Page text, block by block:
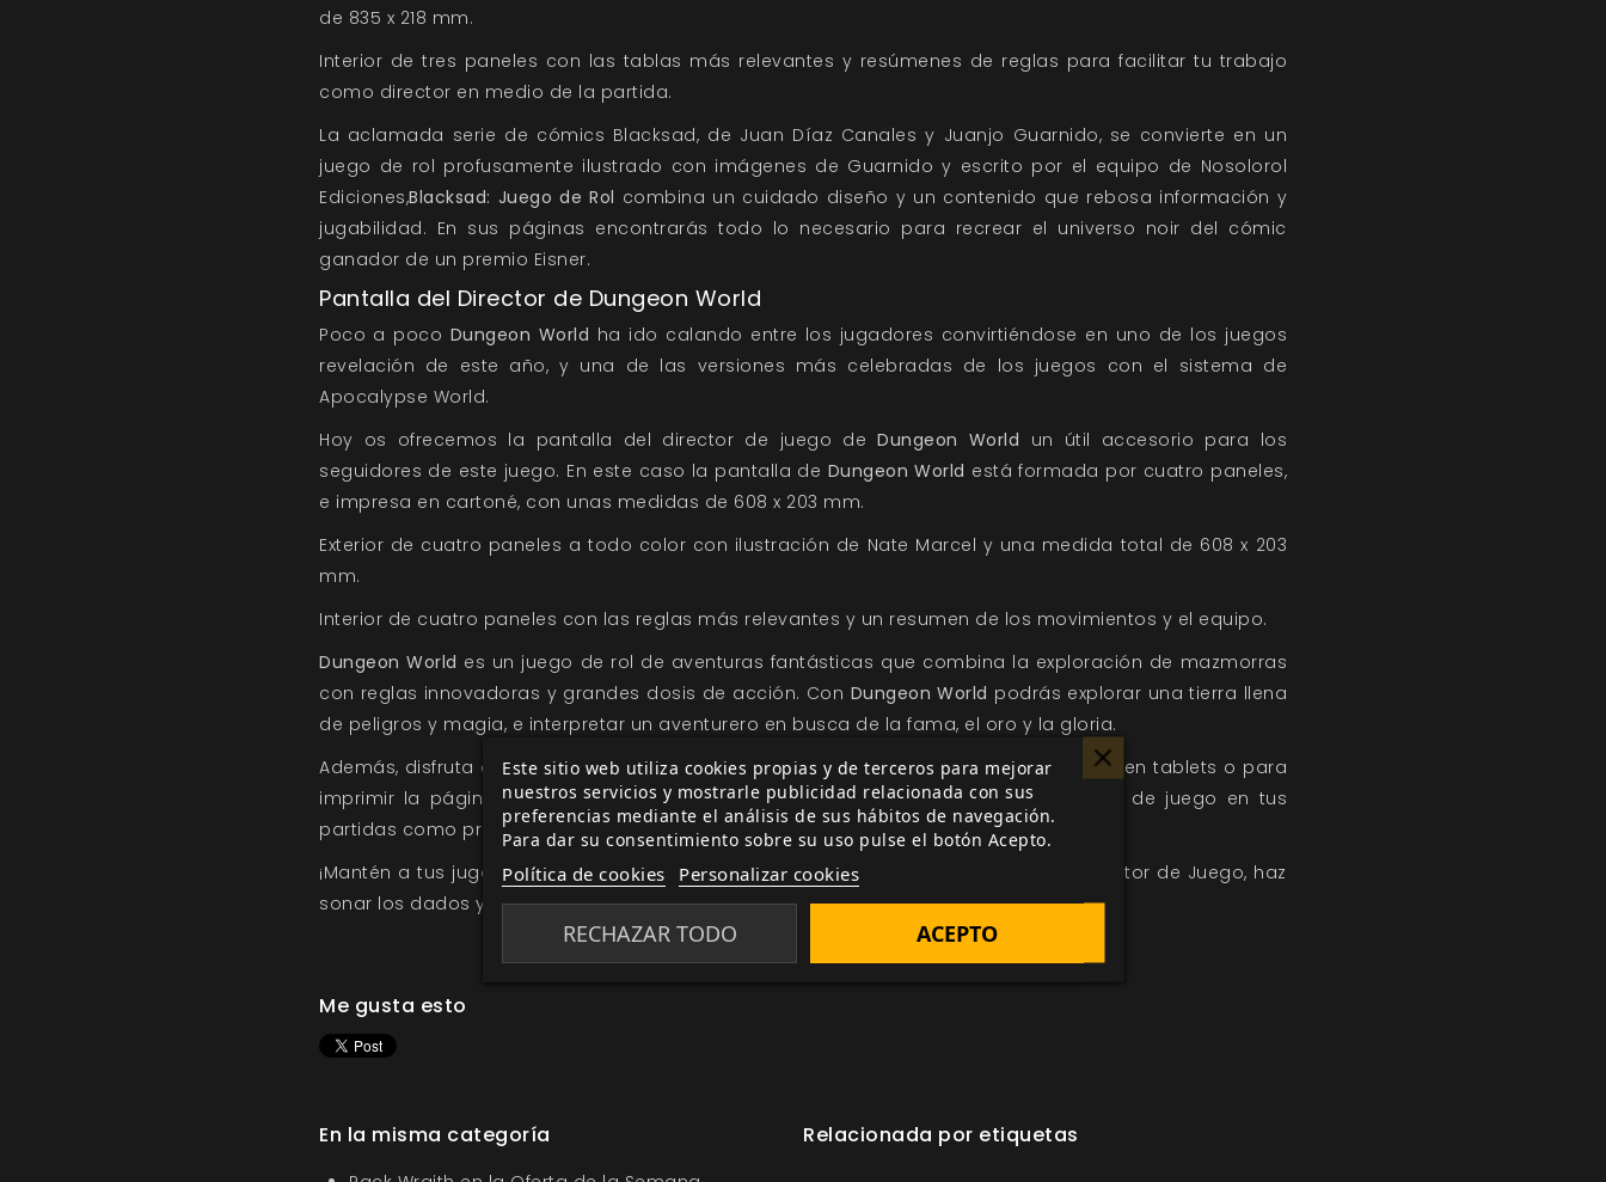
de 835 x 218 mm.
Interior de tres paneles con las tablas más relevantes y resúmenes de reglas para facilitar tu trabajo
como director en medio de la partida.
La aclamada serie de cómics Blacksad, de Juan Díaz Canales y Juanjo Guarnido, se convierte en un
juego de rol profusamente ilustrado con imágenes de Guarnido y escrito por el equipo de Nosolorol
Ediciones,Blacksad: Juego de Rol combina un cuidado diseño y un contenido que rebosa información y
jugabilidad. En sus páginas encontrarás todo lo necesario para recrear el universo noir del cómic
ganador de un premio Eisner.
Pantalla del Director de Dungeon World
Poco a poco Dungeon World ha ido calando entre los jugadores convirtiéndose en uno de los juegos
revelación de este año, y una de las versiones más celebradas de los juegos con el sistema de
Apocalypse World.
Hoy os ofrecemos la pantalla del director de juego deDungeon World un útil accesorio para los
seguidores de este juego. En este caso la pantalla de Dungeon World está formada por cuatro paneles,
e impresa en cartoné, con unas medidas de 608 x 203 mm.
Exterior de cuatro paneles a todo color con ilustración de Nate Marcel y una medida total de 608 x 203
mm.
Interior de cuatro paneles con las reglas más relevantes y un resumen de los movimientos y el equipo.
Dungeon World es un juego de rol de aventuras fantásticas que combina la exploración de mazmorras
con reglas innovadoras y grandes dosis de acción. Con Dungeon World podrás explorar una tierra llena
de peligros y magia, e interpretar un aventurero en busca de la fama, el oro y la gloria.
Además, disfruta de las ediciones digitales en formato PDF, diseñadas para ser vistas en tablets o para
imprimir la página que necesitas tener en la mesa. Disfruta de este complemento de juego en tus
partidas como prefieras.
¡Mantén a tus jugadores en vilo con los secretos que ocultas tras tu pantalla de director de Juego, haz
sonar los dados y que empiece la aventura!
Me gusta esto
En la misma categoría Relacionada por etiquetas
Este sitio web utiliza cookies propias y de terceros para mejorar
nuestros servicios y mostrarle publicidad relacionada con sus
preferencias mediante el análisis de sus hábitos de navegación.
Para dar su consentimiento sobre su uso pulse el botón Acepto.
Política de cookies Personalizar cookies
RECHAZAR TODO ACEPTO